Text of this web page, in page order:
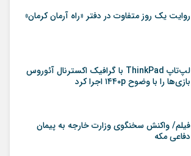
روایت یک روز متفاوت در دفتر «راه آرمان کرمان»
لپ‌تاپ ThinkPad با گرافیک اکسترنال آئوروس
بازی‌ها را با وضوح ۱۴۴۰p اجرا کرد
فیلم/ واکنش سخنگوی وزارت خارجه به پیمان
دفاعی مکه